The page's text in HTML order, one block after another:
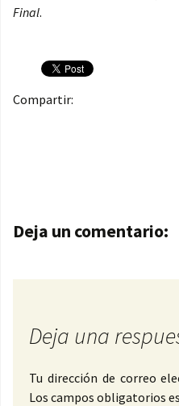
Final.
Compartir:
Navegación de
Deja un comentario:
Deja una
Tu dirección de correo
Los campos obligatorios